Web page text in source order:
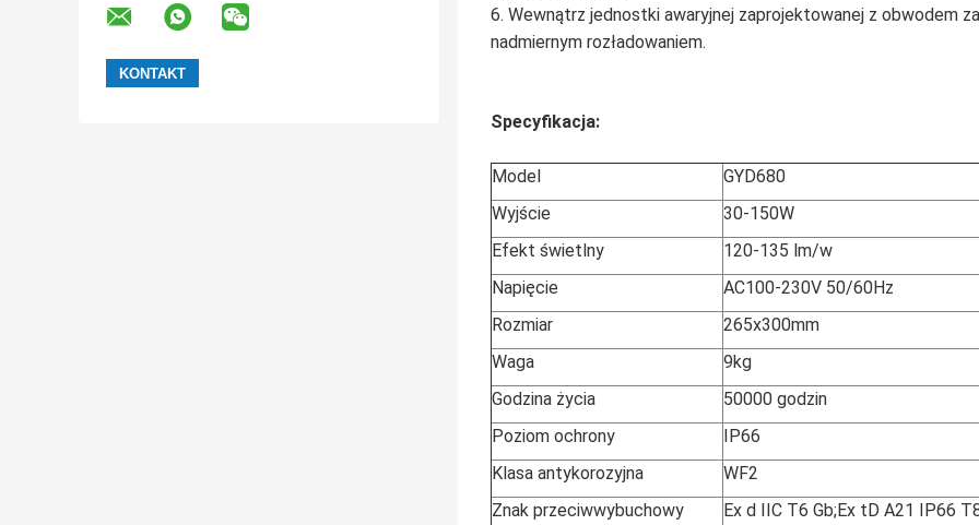
6. Wewnątrz jednostki awaryjnej zaprojektowanej z obwodem
nadmiernym rozładowaniem.
Specyfikacja:
Model
GYD680
Wyjście
30-150W
Efekt świetlny
120-135 lm/w
Napięcie
AC100-230V 50/60Hz
Rozmiar
265x300mm
Waga
9kg
Godzina życia
50000 godzin
Poziom ochrony
IP66
Klasa antykorozyjna
WF2
Znak przeciwwybuchowy
Ex d IIC T6 Gb;Ex tD A21 IP66